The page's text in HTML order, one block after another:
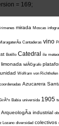
= 169;
mirada Moscas
MaragaterÃ­a Cantaderas vino
Botillo Catedral ile
limonada telÃ©grafo
Wolfram von Richthofen
coordenadas Azucarera
Babia universida 1905
ArqueologÃ­a industrial
Lozano diversidad colectivos